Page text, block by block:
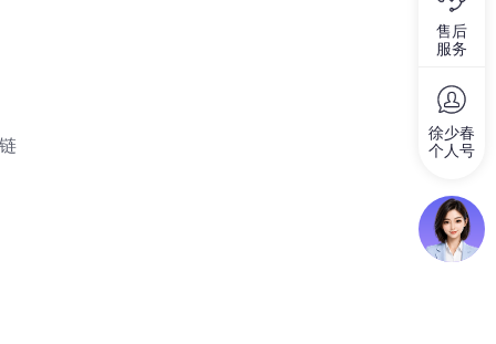
售后
服务
徐少春
个人号